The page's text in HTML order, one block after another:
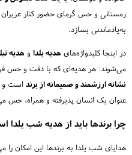
زمستانی و حس گرمای حضور کنار عزیزان
به‌یادماندنی بسازد.
در اینجا کلیدواژه‌های هدیه یلدا و هدیه
می‌شوند: هر هدیه‌ای که با دقت و حس
نشانه ارزشمند و صمیمانه از برند است و
عنوان یک انسان پذیرفته و همراه، حس
چرا برندها باید از هدیه شب یلدا
هدایای شب یلدا به برندها این امکان را